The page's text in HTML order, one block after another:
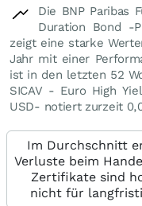
Die BNP Paribas
Duration Bond -
zeigt eine starke
Jahr mit einer
ist in den letzten 52
SICAV - Euro High
USD- notiert zurzeit
Im Durchschnitt
Verluste beim
Zertifikate sind
nicht für